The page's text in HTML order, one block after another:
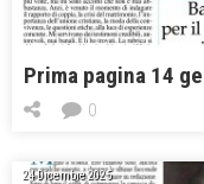
Prima pagina 14
0
24 Dicembre 2025